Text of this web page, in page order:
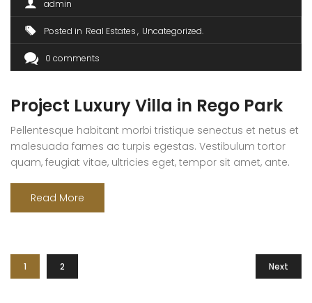
admin
Posted in Real Estates Uncategorized
0 comments
Project Luxury Villa in Rego Park
Pellentesque habitant morbi tristique senectus et netus et
malesuada fames ac turpis egestas. Vestibulum tortor
quam, feugiat vitae, ultricies eget, tempor sit amet, ante.
ultricies mi vitae est. Mauris placerat eleifend leo. Quisque
sit amet est et sapien ullamcorper pharetra. Vestibulum
Read More
1 2 Next